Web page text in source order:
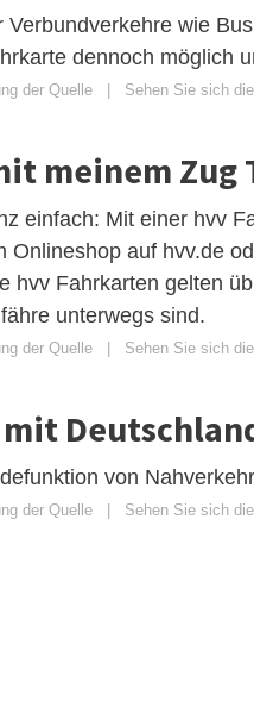
Verbundverkehre wie
dennoch möglich
der Quelle | Sehen Sie sich
meinem Zug
einfach: Mit einer hvv
Onlineshop auf hvv.de
hvv Fahrkarten gelten
unterwegs sind.
der Quelle | Sehen Sie sich
von
der Quelle | Sehen Sie sich